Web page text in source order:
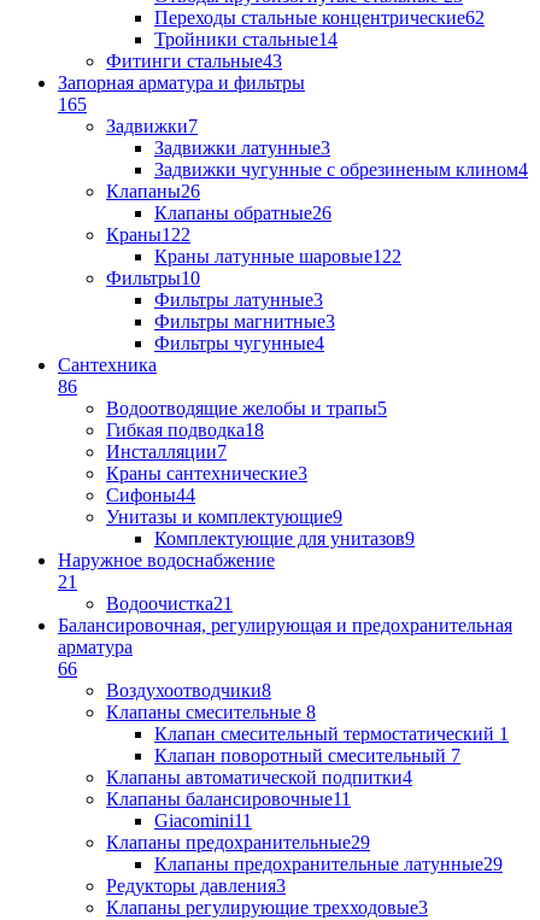
Переходы стальные концентрические62
Тройники стальные14
Фитинги стальные43
Запорная арматура и фильтры
165
Задвижки7
Задвижки латунные3
Задвижки чугунные с обрезиненым клином4
Клапаны26
Клапаны обратные26
Краны122
Краны латунные шаровые122
Фильтры10
Фильтры латунные3
Фильтры магнитные3
Фильтры чугунные4
Сантехника
86
Водоотводящие желобы и трапы5
Гибкая подводка18
Инсталляции7
Краны сантехнические3
Сифоны44
Унитазы и комплектующие9
Комплектующие для унитазов9
Наружное водоснабжение
21
Водоочистка21
Балансировочная, регулирующая и предохранительная
арматура
66
Воздухоотводчики8
Клапаны cмесительные 8
Клапан cмесительный термостатический 1
Клапан поворотный cмесительный 7
Клапаны автоматической подпитки4
Клапаны балансировочные11
Giacomini11
Клапаны предохранительные29
Клапаны предохранительные латунные29
Редукторы давления3
Клапаны регулирующие трехходовые3